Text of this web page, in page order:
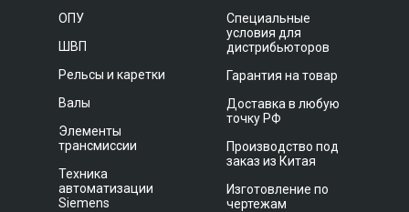
ОПУ
ШВП
Рельсы и каретки
Валы
Элементы
трансмиссии
Техника
автоматизации
Siemens
Специальные
условия для
дистрибьюторов
Гарантия на товар
Доставка в любую
точку РФ
Производство под
заказ из Китая
Изготовление по
чертежам